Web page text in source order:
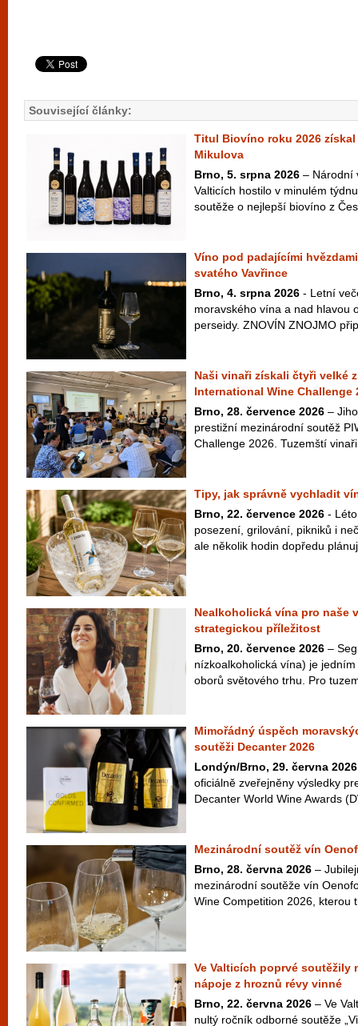
Související články:
Titul Biovíno roku 2026
Mikulova
Brno, 5. srpna 2026 – Národní
Valticích hostilo v minulém
soutěže o nejlepší biovíno z
Víno pod padajícími
svatého Vavřince
Brno, 4. srpna 2026 - Letní
moravského vína a nad hlavou
perseidy. ZNOVÍN ZNOJMO
Naši vinaři získali čtyři velké
International Wine Challenge
Brno, 28. července 2026 –
prestižní mezinárodní soutěž
Challenge 2026. Tuzemští
Tipy, jak správně vychladit
Brno, 22. července 2026 -
posezení, grilování, pikniků i
ale několik hodin dopředu
Nealkoholická vína pro naše
strategickou příležitost
Brno, 20. července 2026 –
nízkoalkoholická vína) je
oborů světového trhu. Pro
Mimořádný úspěch
soutěži Decanter 2026
Londýn/Brno, 29. června 2026
oficiálně zveřejněny výsledky
Decanter World Wine Awards
Mezinárodní soutěž vín
Brno, 28. června 2026 –
mezinárodní soutěže vín
Wine Competition 2026, kterou
Ve Valticích poprvé soutěžily
nápoje z hroznů révy vinné
Brno, 22. června 2026 – Ve
nultý ročník odborné soutěže